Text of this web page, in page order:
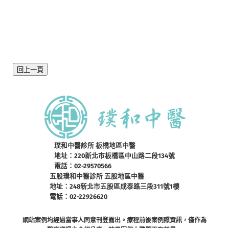
回上一頁
璞和中醫診所 板橋地區中醫
地址：220新北市板橋區中山路二段134號
電話：02-29570566
五股璞和中醫診所 五股地區中醫
地址：248新北市五股區成泰路三段311號1樓
電話：02-22926620
網站案例均經過當事人同意刊登露出。療程前後案例照資訊，僅作為